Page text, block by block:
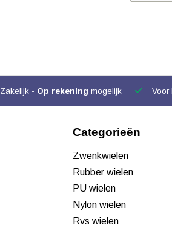
Zakelijk - Op rekening mogelijk Voor
Categorieën
Zwenkwielen
Rubber wielen
PU wielen
Nylon wielen
Rvs wielen